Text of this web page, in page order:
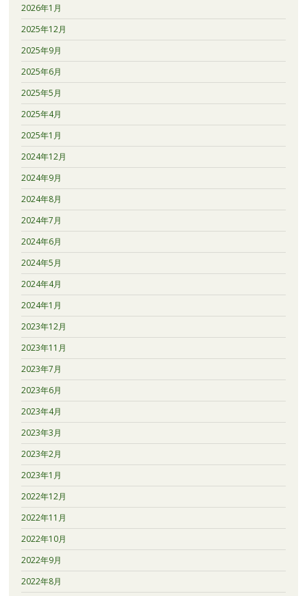
2026年1月
2025年12月
2025年9月
2025年6月
2025年5月
2025年4月
2025年1月
2024年12月
2024年9月
2024年8月
2024年7月
2024年6月
2024年5月
2024年4月
2024年1月
2023年12月
2023年11月
2023年7月
2023年6月
2023年4月
2023年3月
2023年2月
2023年1月
2022年12月
2022年11月
2022年10月
2022年9月
2022年8月